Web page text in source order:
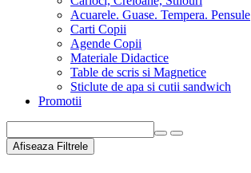
Acuarele. Guase. Tempera. Pensule
Carti Copii
Agende Copii
Materiale Didactice
Table de scris si Magnetice
Sticlute de apa si cutii sandwich
Promotii
Afiseaza Filtrele